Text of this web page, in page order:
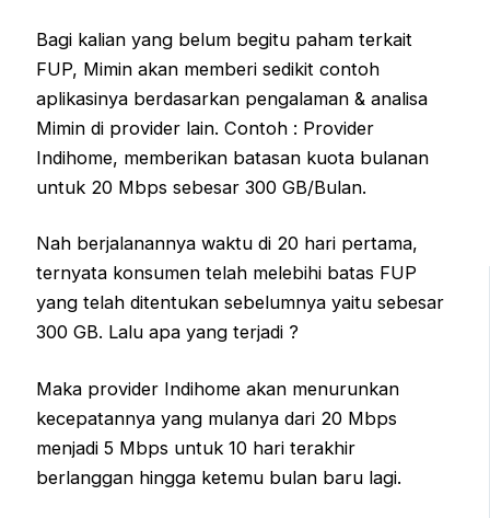
Bagi kalian yang belum begitu paham terkait
FUP, Mimin akan memberi sedikit contoh
aplikasinya berdasarkan pengalaman & analisa
Mimin di provider lain. Contoh : Provider
Indihome, memberikan batasan kuota bulanan
untuk 20 Mbps sebesar 300 GB/Bulan.
Nah berjalanannya waktu di 20 hari pertama,
ternyata konsumen telah melebihi batas FUP
yang telah ditentukan sebelumnya yaitu sebesar
300 GB. Lalu apa yang terjadi ?
Maka provider Indihome akan menurunkan
kecepatannya yang mulanya dari 20 Mbps
menjadi 5 Mbps untuk 10 hari terakhir
berlanggan hingga ketemu bulan baru lagi.